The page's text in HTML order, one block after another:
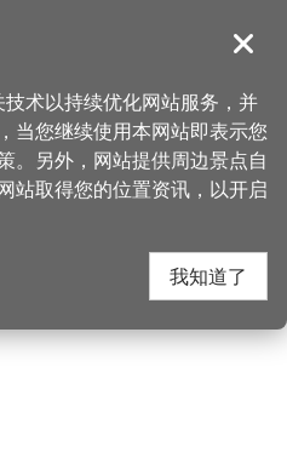
導覽
> 五色鸟故事馆
周边店家
关闭
术以持续优化网站服务，并
当您继续使用本网站即表示您
。另外，网站提供周边景点自
站取得您的位置资讯，以开启
我知道了